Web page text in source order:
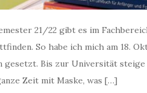
21/22 gibt es im
So habe ich mich am 18.
gesetzt. Bis zur Universität steige
Zeit mit Maske, was […]